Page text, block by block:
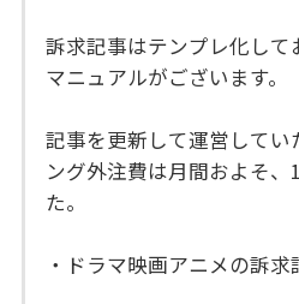
訴求記事はテンプレ化して
マニュアルがございます。
記事を更新して運営してい
ング外注費は月間およそ、
た。
・ドラマ映画アニメの訴